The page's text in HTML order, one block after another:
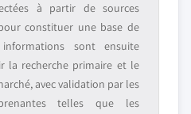
à partir de sources
constituer une base de
sont ensuite
la recherche primaire et le
avec validation par les
telles que les